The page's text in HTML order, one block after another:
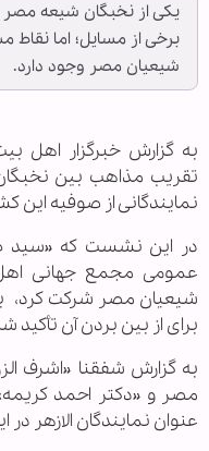
یکی از نخبگان شیعه مصر
برخی از مسایل؛ اما
شیعیان مصر وجود دارد.
به گزارش خبرگزار اهل
تقریب مذاهب بین نخبگان
نمایندگانی از صوفیه این
در این نشست که «سید
عمومی مجمع جهانی
شیعیان مصر شرکت کرد،
برای از بین بردن آن تأکید
به گزارش شفقنا «اشرف
مصر و «دکتر احمد
عنوان نمایندگان الازهر